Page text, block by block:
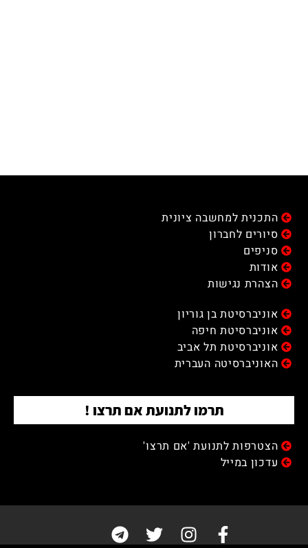
התכנית למחשבה ציונית
סיורים לחברון
סניפים
אודות
הצהרת נגישות
אוניברסיטת בן גוריון
אוניברסיטת חיפה
אוניברסיטת תל אביב
האוניברסיטה העברית
תרמו לתנועת אם תרצו !
הצטרפות לתנועת 'אם תרצו'
עדכון במייל